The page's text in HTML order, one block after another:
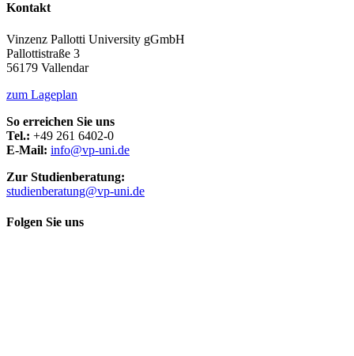
Kontakt
Vinzenz Pallotti University gGmbH
Pallottistraße 3
56179 Vallendar
zum Lageplan
So erreichen Sie uns
Tel.: +49 261 6402-0
E-Mail: info@vp-uni.de
Zur Studienberatung:
studienberatung@vp-uni.de
Folgen Sie uns